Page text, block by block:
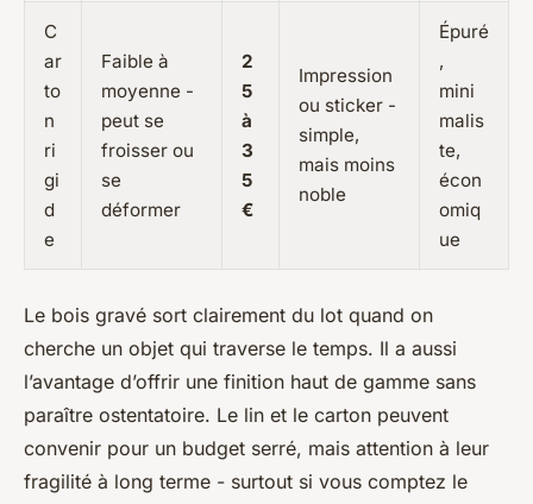
C
ar
to
n
ri
gi
d
e
Faible à
moyenne -
peut se
froisser ou
se
déformer
2
5
à
3
5
€
Impression
ou sticker -
simple,
mais moins
noble
Épuré
,
mini
malis
te,
écon
omiq
ue
Le bois gravé sort clairement du lot quand on
cherche un objet qui traverse le temps. Il a aussi
l’avantage d’offrir une finition haut de gamme sans
paraître ostentatoire. Le lin et le carton peuvent
convenir pour un budget serré, mais attention à leur
fragilité à long terme - surtout si vous comptez le